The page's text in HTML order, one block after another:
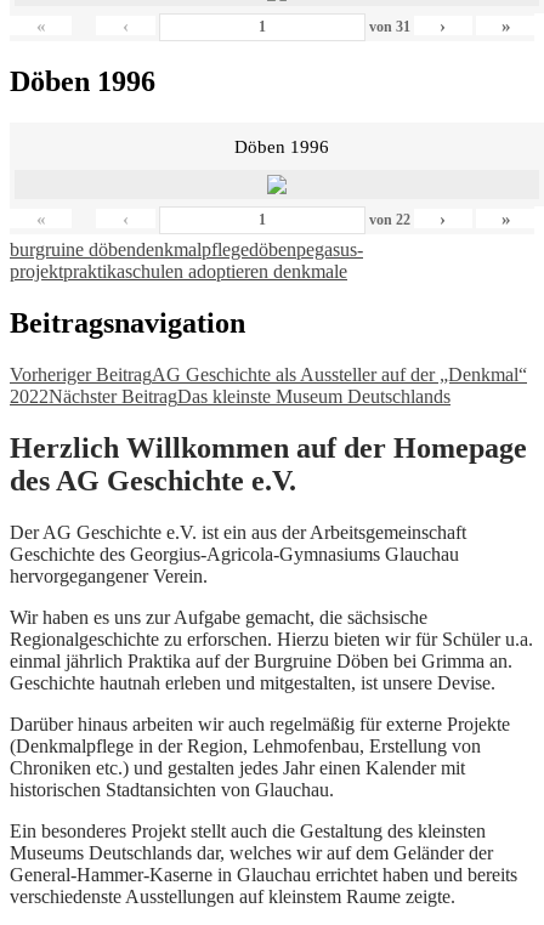
« ‹ von 31 › »
Döben 1996
Döben 1996
« ‹ von 22 › »
burgruine döbendenkmalpflegedöbenpegasus-
projektpraktikaschulen adoptieren denkmale
Beitragsnavigation
Vorheriger BeitragAG Geschichte als Aussteller auf der „Denkmal“
2022Nächster BeitragDas kleinste Museum Deutschlands
Herzlich Willkommen auf der Homepage
des AG Geschichte e.V.
Der AG Geschichte e.V. ist ein aus der Arbeitsgemeinschaft
Geschichte des Georgius-Agricola-Gymnasiums Glauchau
hervorgegangener Verein.
Wir haben es uns zur Aufgabe gemacht, die sächsische
Regionalgeschichte zu erforschen. Hierzu bieten wir für Schüler u.a.
einmal jährlich Praktika auf der Burgruine Döben bei Grimma an.
Geschichte hautnah erleben und mitgestalten, ist unsere Devise.
Darüber hinaus arbeiten wir auch regelmäßig für externe Projekte
(Denkmalpflege in der Region, Lehmofenbau, Erstellung von
Chroniken etc.) und gestalten jedes Jahr einen Kalender mit
historischen Stadtansichten von Glauchau.
Ein besonderes Projekt stellt auch die Gestaltung des kleinsten
Museums Deutschlands dar, welches wir auf dem Geländer der
General-Hammer-Kaserne in Glauchau errichtet haben und bereits
verschiedenste Ausstellungen auf kleinstem Raume zeigte.